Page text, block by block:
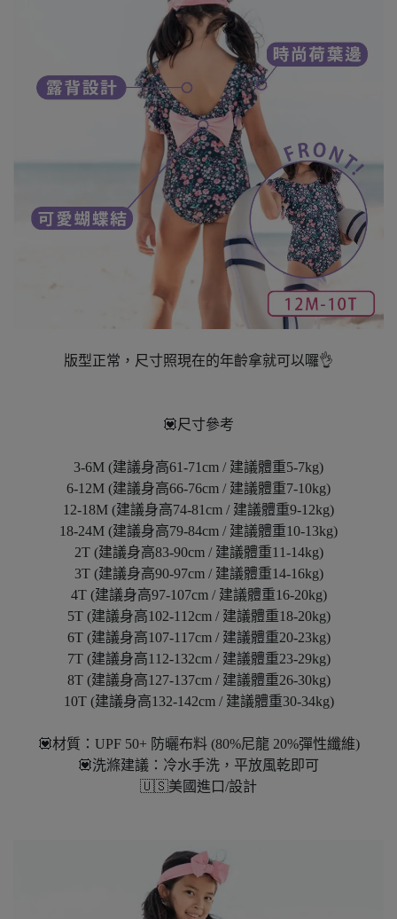
版型正常，尺寸照現在的年齡拿就可以囉👌
💟尺寸參考
3-6M (建議身高61-71cm / 建議體重5-7kg)
6-12M (建議身高66-76cm / 建議體重7-10kg)
12-18M (建議身高74-81cm / 建議體重9-12kg)
18-24M (建議身高79-84cm / 建議體重10-13kg)
2T (建議身高83-90cm / 建議體重11-14kg)
3T (建議身高90-97cm / 建議體重14-16kg)
4T (建議身高97-107cm / 建議體重16-20kg)
5T (建議身高102-112cm / 建議體重18-20kg)
6T (建議身高107-117cm / 建議體重20-23kg)
7T (建議身高112-132cm / 建議體重23-29kg)
8T (建議身高127-137cm / 建議體重26-30kg)
10T (建議身高132-142cm / 建議體重30-34kg)
💟材質：UPF 50+ 防曬布料 (80%尼龍 20%彈性纖維)
💟洗滌建議：冷水手洗，平放風乾即可
🇺🇸美國進口/設計